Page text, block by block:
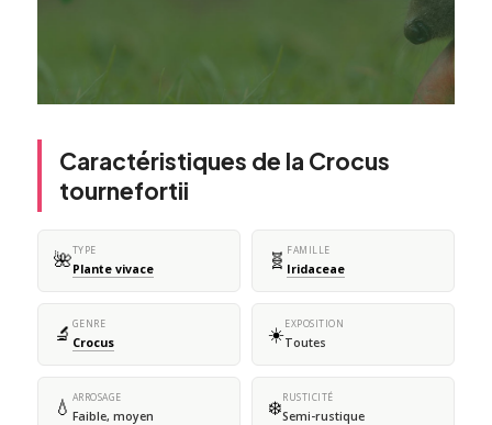
Caractéristiques de la Crocus
tournefortii
🌺TYPE
Plante vivace 🧬 FAMILLE
Iridaceae
🔬 GENRE
Crocus ☀️EXPOSITION
Toutes
💧 ARROSAGE
Faible, moyen ❄️RUSTICITÉ
Semi-rustique